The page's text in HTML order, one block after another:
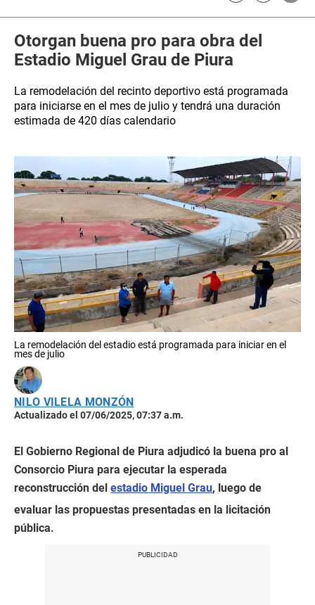
Otorgan buena pro para obra del
Estadio Miguel Grau de Piura
La remodelación del recinto deportivo está programada
para iniciarse en el mes de julio y tendrá una duración
estimada de 420 días calendario
La remodelación del estadio está programada para iniciar en el
mes de julio
NILO VILELA MONZÓN
Actualizado el 07/06/2025, 07:37 a.m.
El Gobierno Regional de Piura adjudicó la buena pro al
Consorcio Piura para ejecutar la esperada
reconstrucción del estadio Miguel Grau, luego de
evaluar las propuestas presentadas en la licitación
pública.